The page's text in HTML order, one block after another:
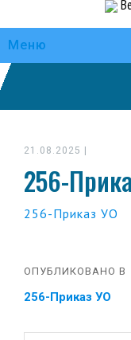
Меню
21.08.2025
256-
256-Приказ УО
ОПУБЛИКОВАНО В
256-Приказ УО